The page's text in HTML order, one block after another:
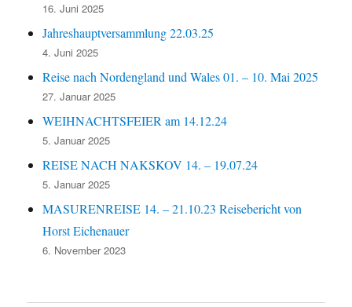
16. Juni 2025
Jahreshauptversammlung 22.03.25
4. Juni 2025
Reise nach Nordengland und Wales 01. – 10. Mai 2025
27. Januar 2025
WEIHNACHTSFEIER am 14.12.24
5. Januar 2025
REISE NACH NAKSKOV 14. – 19.07.24
5. Januar 2025
MASURENREISE 14. – 21.10.23 Reisebericht von
Horst Eichenauer
6. November 2023